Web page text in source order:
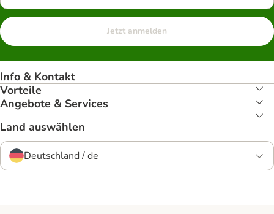
Jetzt anmelden
Info & Kontakt
Vorteile
Angebote & Services
Land auswählen
Deutschland / de